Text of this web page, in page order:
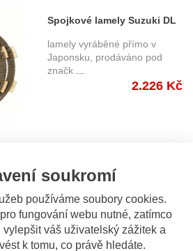
soukromí
používáme soubory cookies.
fungování webu nutné, zatímco
váš uživatelský zážitek a
k tomu, co právě hledáte.
Spojkové lamely Suzuki DL
1000 V-Strom (02-10)
lamely vyráběné přímo v
Japonsku, prodáváno pod
značk
2.226 Kč
Spojkové lamely TRW
LUCAS MCC438-8 Yamaha
XJR 1200/1300 (95-03)
Sada 8 ks spojkových lamel
pro: Yamaha XJR 1200...
2.030 Kč